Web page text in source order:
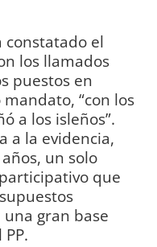
constatado el
los llamados
puestos en
“con los
a los isleños”.
a la evidencia,
un solo
que
gran base